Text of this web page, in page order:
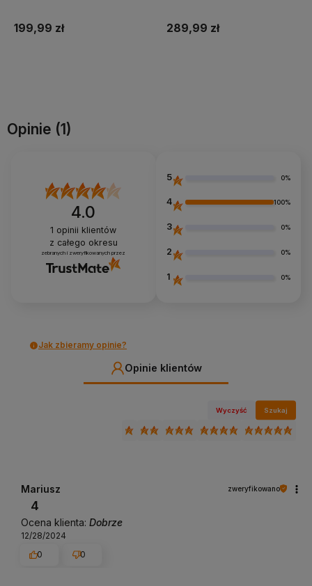
199,99 zł 289,99 zł
Opinie (1)
4.0
1 opinii klientów
z całego okresu
zebranych i zweryfikowanych przez
5 0%
4 100%
3 0%
2 0%
1 0%
Jak zbieramy opinie?
Opinie klientów
Wyczyść Szukaj
Mariusz zweryfikowano
4
Ocena klienta: Dobrze
12/28/2024
0
0